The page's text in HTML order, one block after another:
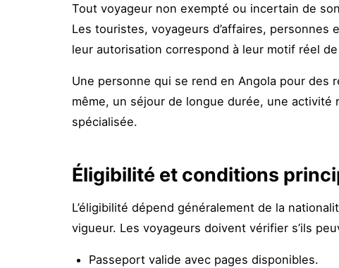
Tout voyageur non exempté ou incertain de
Les touristes, voyageurs d’affaires,
leur autorisation correspond à leur motif réel
Une personne qui se rend en Angola pour des
même, un séjour de longue durée, une
spécialisée.
Éligibilité et conditions
L’éligibilité dépend généralement de la
vigueur. Les voyageurs doivent vérifier s’ils
Passeport valide avec pages disponibles.